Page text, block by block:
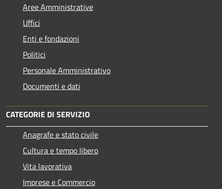
Aree Amministrative
Uffici
Enti e fondazioni
Politici
Personale Amministrativo
Documenti e dati
CATEGORIE DI SERVIZIO
Anagrafe e stato civile
Cultura e tempo libero
Vita lavorativa
Imprese e Commercio